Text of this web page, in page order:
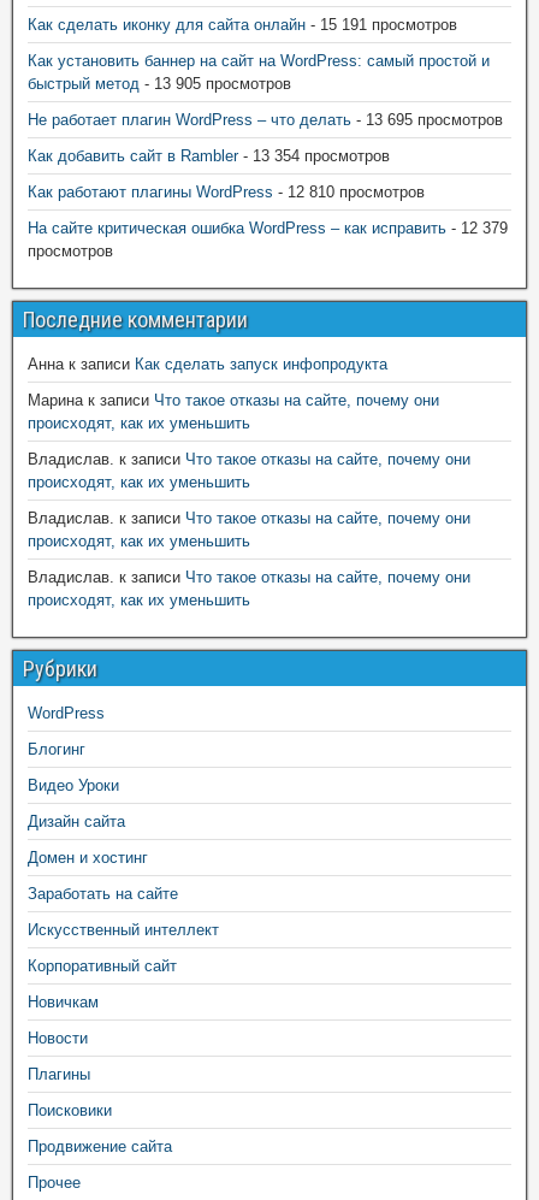
Как сделать иконку для сайта онлайн - 15 191 просмотров
Как установить баннер на сайт на WordPress: самый простой и
быстрый метод - 13 905 просмотров
Не работает плагин WordPress – что делать - 13 695 просмотров
Как добавить сайт в Rambler- 13 354 просмотров
Как работают плагины WordPress - 12 810 просмотров
На сайте критическая ошибка WordPress – как исправить - 12 379
просмотров
Последние комментарии
Аннак записи Как сделать запуск инфопродукта
Маринак записи Что такое отказы на сайте, почему они
происходят, как их уменьшить
Владислав. к записи Что такое отказы на сайте, почему они
происходят, как их уменьшить
Владислав. к записи Что такое отказы на сайте, почему они
происходят, как их уменьшить
Владислав. к записи Что такое отказы на сайте, почему они
происходят, как их уменьшить
Рубрики
WordPress
Блогинг
Видео Уроки
Дизайн сайта
Домен и хостинг
Заработать на сайте
Искусственный интеллект
Корпоративный сайт
Новичкам
Новости
Плагины
Поисковики
Продвижение сайта
Прочее